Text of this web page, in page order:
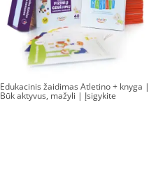
Edukacinis žaidimas Atletino + knyga |
Būk aktyvus, mažyli | Įsigykite